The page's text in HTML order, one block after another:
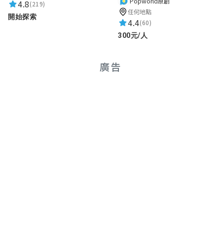
4.8(219)
開始探索
任何地點
4.4(60)
300元/人
廣告